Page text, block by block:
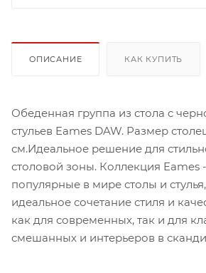
ОПИСАНИЕ КАК КУПИТЬ
Обеденная группа из стола c
стульев Eames DAW. Размер
см.Идеальное решение для
столовой зоны. Коллекция Eames
популярные в мире столы и
идеальное сочетание стиля и
как для современных, так и для
смешанных и интерьеров в